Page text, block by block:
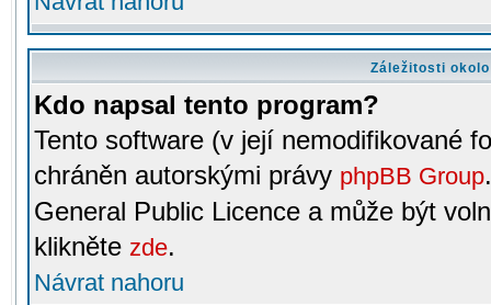
Záležitosti
Kdo napsal tento program?
Tento software (v její nemodifikované
chráněn autorskými právy phpBB Group
General Public Licence a může být
klikněte zde.
Návrat nahoru